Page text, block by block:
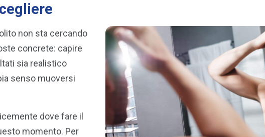
non sta cercando
concrete: capire
sia realistico
senso muoversi
dove fare il
momento. Per